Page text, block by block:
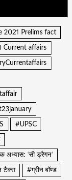
2021 Prelims fact
Current affairs
#UPSC
अभ्यास: ‘सी ड्रैगन’
टैक्स #ग्रीन बॉण्ड